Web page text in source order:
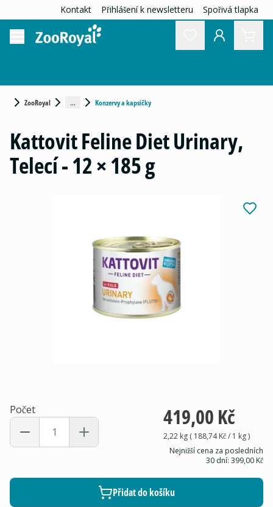
Kontakt Přihlášení k newsletteru Spořivá tlapka
ZooRoyal ... Konzervy a kapsičky
Kattovit Feline Diet Urinary,
Telecí - 12 × 185 g
Počet 419,00 Kč
2,22 kg( 188,74 Kč/ 1 kg)
Nejnižší cena za posledních
30 dní: 399,00 Kč
Přidat do košíku